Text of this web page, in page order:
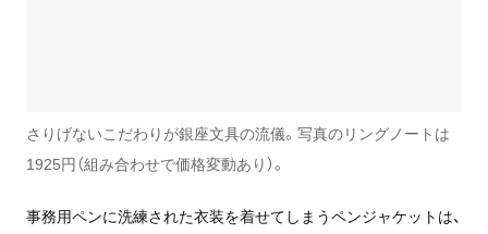
さりげないこだわりが銀座文具の流儀。写真のリングノートは
1925円（組み合わせで価格変動あり）。
事務用ペンに洗練された衣装を着せてしまうペンジャケットは、